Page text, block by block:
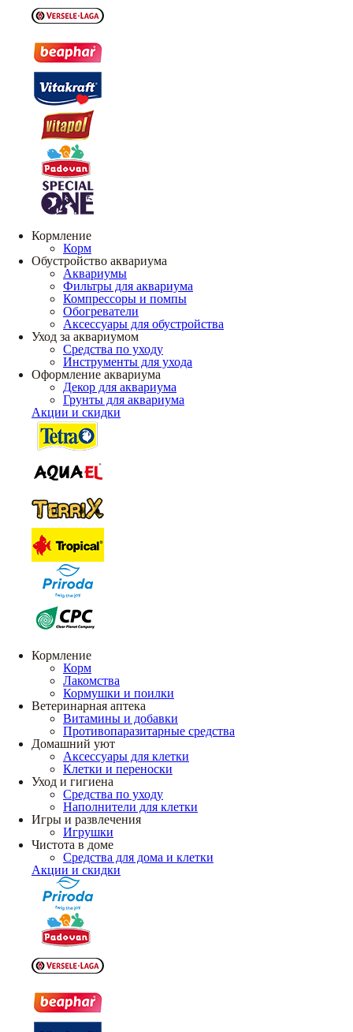
Кормление
Корм
Обустройство аквариума
Аквариумы
Фильтры для аквариума
Компрессоры и помпы
Обогреватели
Аксессуары для обустройства
Уход за аквариумом
Средства по уходу
Инструменты для ухода
Оформление аквариума
Декор для аквариума
Грунты для аквариума
Акции и скидки
Кормление
Корм
Лакомства
Кормушки и поилки
Ветеринарная аптека
Витамины и добавки
Противопаразитарные средства
Домашний уют
Аксессуары для клетки
Клетки и переноски
Уход и гигиена
Средства по уходу
Наполнители для клетки
Игры и развлечения
Игрушки
Чистота в доме
Средства для дома и клетки
Акции и скидки